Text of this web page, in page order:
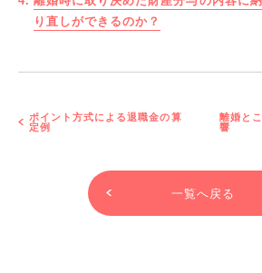
り直しができるのか？
ポイント方式による退職金の算
定例
離婚と
響
一覧へ戻る